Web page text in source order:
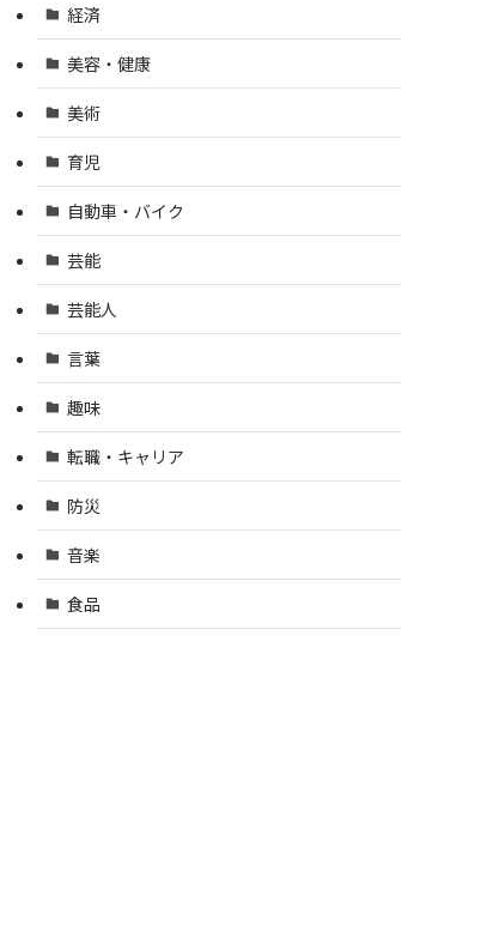
経済
美容・健康
美術
育児
自動車・バイク
芸能
芸能人
言葉
趣味
転職・キャリア
防災
音楽
食品